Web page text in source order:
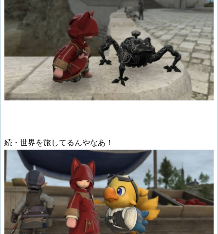
続・世界を旅してるんやなあ！